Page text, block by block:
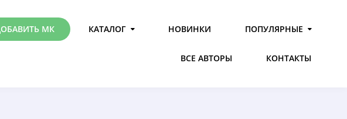
МК КАТАЛОГ НОВИНКИ ПОПУЛЯРНЫЕ
ВСЕ АВТОРЫ КОНТАКТЫ